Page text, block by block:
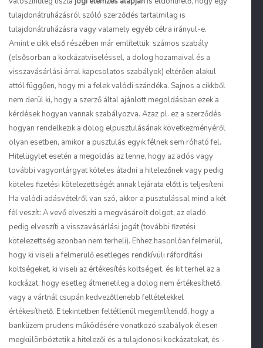
tulajdonátruházásról szóló szerződés tartalmilag is
tulajdonátruházásra vagy valamely egyéb célra irányul-e.
Amint e cikk első részében már említettük, számos szabály
(elsősorban a kockázatviseléssel, a dolog hozamaival és a
visszavásárlási árral kapcsolatos szabályok) eltérően alakul
attól függően, hogy mi a felek valódi szándéka. Sajnos a cikkből
nem derül ki, hogy a szerző által ajánlott megoldásban ezek a
kérdések hogyan vannak szabályozva. Azaz pl. ez a szerződés
hogyan rendelkezik a dolog elpusztulásának következményéről
olyan esetben, amikor a pusztulás egyik félnek sem róható fel.
Hitelügylet esetén a megoldás az lenne, hogy az adós vagy
további vagyontárgyat köteles átadni a hitelezőnek vagy pedig
köteles fizetési kötelezettségét annak lejárata előtt is teljesíteni.
Ha valódi adásvételről van szó, akkor a pusztulással mind a két
fél veszít: A vevő elveszíti a megvásárolt dolgot, az eladó
pedig elveszíti a visszavásárlási jogát (további fizetési
kötelezettség azonban nem terheli). Ehhez hasonlóan felmerül,
hogy ki viseli a felmerülő esetleges rendkívüli ráfordítási
költségeket, ki viseli az értékesítés költségeit, és kit terhel az a
kockázat, hogy esetleg átmenetileg a dolog nem értékesíthető,
vagy a vártnál csupán kedvezőtlenebb feltételekkel
értékesíthető. E tekintetben feltétlenül megemlítendő, hogy a
banküzem prudens működésére vonatkozó szabályok élesen
megkülönböztetik a hitelezői és a tulajdonosi kockázatokat, és -